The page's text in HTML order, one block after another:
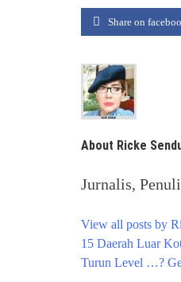
Share on
About Ricke
Jurnalis,
View all posts by
Post
navigation
15 Daerah Luar
Turun Level …?